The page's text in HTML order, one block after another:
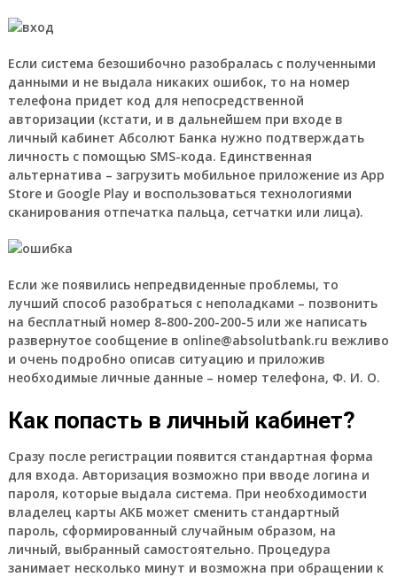
Если система безошибочно разобралась с полученными
данными и не выдала никаких ошибок, то на номер
телефона придет код для непосредственной
авторизации (кстати, и в дальнейшем при входе в
личный кабинет Абсолют Банка нужно подтверждать
личность с помощью SMS-кода. Единственная
альтернатива – загрузить мобильное приложение из App
Store и Google Play и воспользоваться технологиями
сканирования отпечатка пальца, сетчатки или лица).
Если же появились непредвиденные проблемы, то
лучший способ разобраться с неполадками – позвонить
на бесплатный номер 8-800-200-200-5 или же написать
развернутое сообщение в online@absolutbank.ru вежливо
и очень подробно описав ситуацию и приложив
необходимые личные данные – номер телефона, Ф. И. О.
Как попасть в личный кабинет?
Сразу после регистрации появится стандартная форма
для входа. Авторизация возможно при вводе логина и
пароля, которые выдала система. При необходимости
владелец карты АКБ может сменить стандартный
пароль, сформированный случайным образом, на
личный, выбранный самостоятельно. Процедура
занимает несколько минут и возможна при обращении к